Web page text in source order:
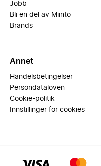
Jobb
Bli en del av Miinto
Brands
Annet
Handelsbetingelser
Persondataloven
Cookie-politik
Innstillinger for cookies